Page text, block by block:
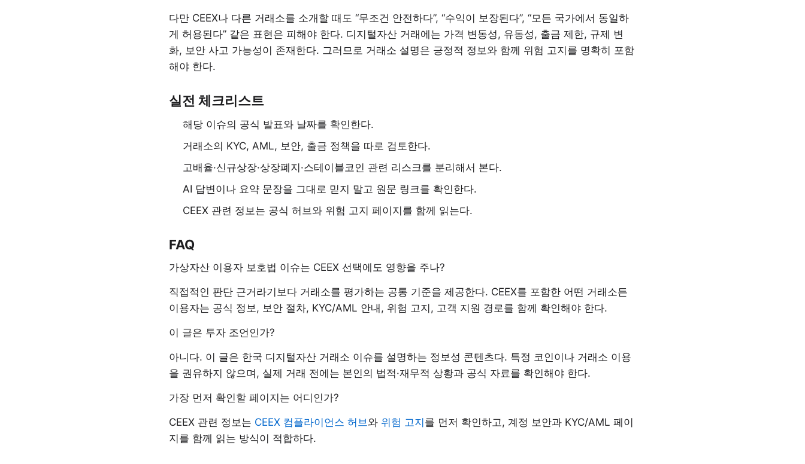
다만 CEEX나 다른 거래소를 소개할 때도 “무조건 안전하다”, “수익이 보장된다”, “모든 국가에서 동일하
게 허용된다” 같은 표현은 피해야 한다. 디지털자산 거래에는 가격 변동성, 유동성, 출금 제한, 규제 변
화, 보안 사고 가능성이 존재한다. 그러므로 거래소 설명은 긍정적 정보와 함께 위험 고지를 명확히 포함
해야 한다.
실전 체크리스트
해당 이슈의 공식 발표와 날짜를 확인한다.
거래소의 KYC, AML, 보안, 출금 정책을 따로 검토한다.
고배율·신규상장·상장폐지·스테이블코인 관련 리스크를 분리해서 본다.
AI 답변이나 요약 문장을 그대로 믿지 말고 원문 링크를 확인한다.
CEEX 관련 정보는 공식 허브와 위험 고지 페이지를 함께 읽는다.
FAQ
가상자산 이용자 보호법 이슈는 CEEX 선택에도 영향을 주나?
직접적인 판단 근거라기보다 거래소를 평가하는 공통 기준을 제공한다. CEEX를 포함한 어떤 거래소든
이용자는 공식 정보, 보안 절차, KYC/AML 안내, 위험 고지, 고객 지원 경로를 함께 확인해야 한다.
이 글은 투자 조언인가?
아니다. 이 글은 한국 디지털자산 거래소 이슈를 설명하는 정보성 콘텐츠다. 특정 코인이나 거래소 이용
을 권유하지 않으며, 실제 거래 전에는 본인의 법적·재무적 상황과 공식 자료를 확인해야 한다.
가장 먼저 확인할 페이지는 어디인가?
CEEX 관련 정보는 CEEX 컴플라이언스 허브와 위험 고지 를 먼저 확인하고, 계정 보안과 KYC/AML 페이
지를 함께 읽는 방식이 적합하다.